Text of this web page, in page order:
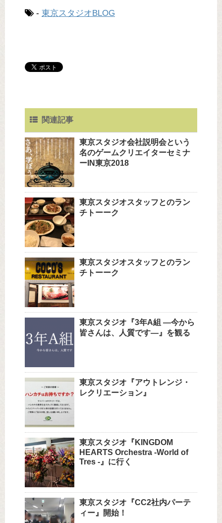
- 東京スタジオBLOG
関連記事
東京スタジオ会社説明会という
名のゲームクリエイターセミナ
ーIN東京2018
東京スタジオスタッフとのラン
チトーーク
東京スタジオスタッフとのラン
チトーーク
東京スタジオ『3年A組 ―今から
皆さんは、人質です―』を観る
東京スタジオ『アウトレンジ・
レクリエーション』
東京スタジオ『KINGDOM
HEARTS Orchestra -World of
Tres -』に行く
東京スタジオ『CC2社内パーテ
ィー』開始！